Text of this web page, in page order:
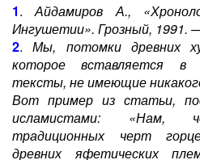
1.Айдамиров А.,
Ингушетии». Грозный, 1991.
2.Мы, потомки древних
которое вставляется в
тексты, не имеющие
Вот пример из статьи,
исламистами: «Нам,
традиционных черт
древних яфетических